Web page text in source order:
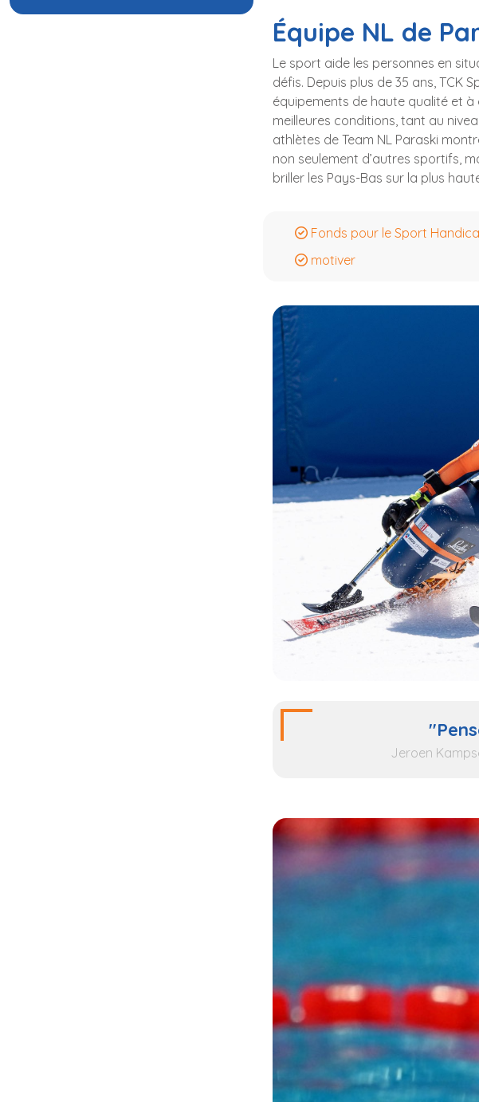
Équipe NL de
Le sport aide les personnes en
défis. Depuis plus de 35 ans, TCK
équipements de haute qualité et à
meilleures conditions, tant au
athlètes de Team NL Paraski
non seulement d’autres sportifs,
briller les Pays-Bas sur la plus
Fonds pour le Sport
motiver
"
Jeroen